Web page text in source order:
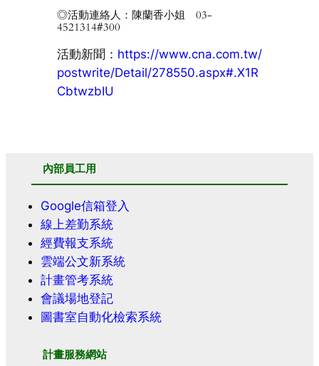
◎活動連絡人：陳蘭香小姐 03-
4521314#300
活動新聞： https://www.cna.com.tw/
postwrite/Detail/278550.aspx#.X1R
CbtwzbIU
內部員工用
Google信箱登入
線上差勤系統
經費報支系統
雲端公文新系統
計畫管考系統
會議場地登記
圖書室自動化檢索系統
計畫服務網站